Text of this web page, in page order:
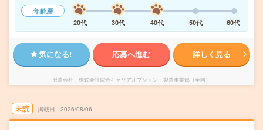
年齢層
20代
30代 40代 50代 60代
気になる! 応募へ進む 詳しく見る
派遣会社 株式会社綜合キャリアオプション 製造事業部（全国）
未読 掲載日 2026/08/06